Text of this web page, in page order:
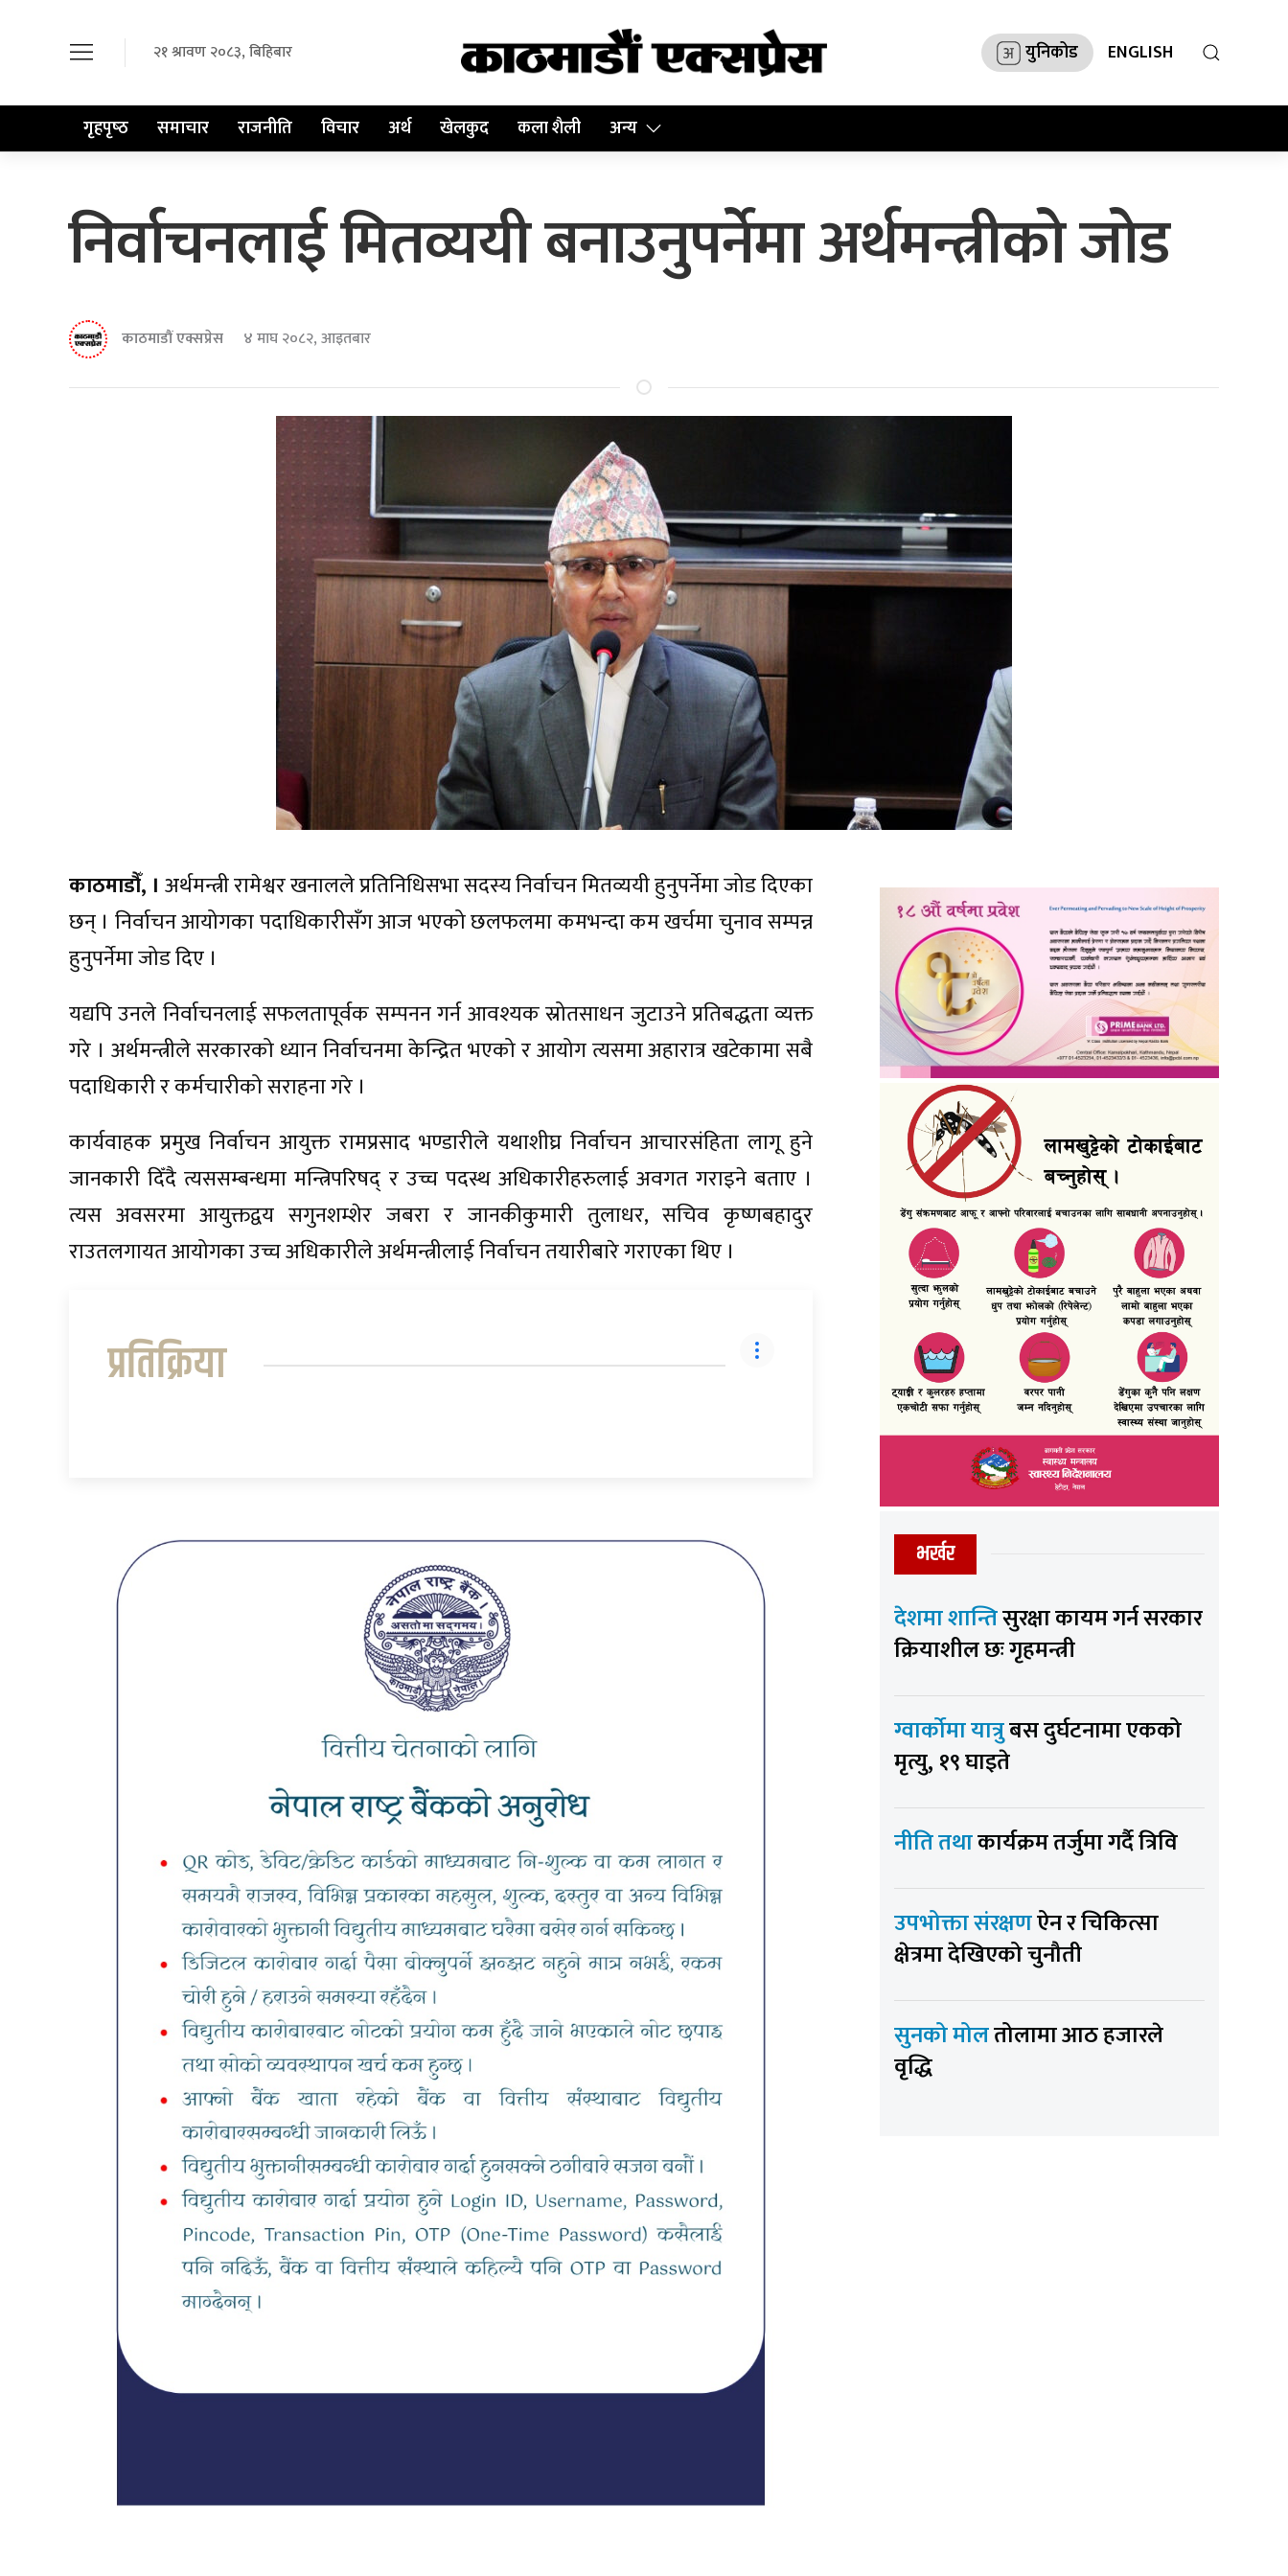
२१ श्रावण २०८३, बिहिबार युनिकोड ENGLISH
गृहपृष्‍ठ समाचार राजनीति विचार अर्थ खेलकुद कला शैली अन्य
निर्वाचनलाई मितव्ययी बनाउनुपर्नेमा अर्थमन्त्रीको जोड
काठमाडौं एक्सप्रेस ४ माघ २०८२, आइतबार
काठमाडौँ, । अर्थमन्त्री रामेश्वर खनालले प्रतिनिधिसभा सदस्य निर्वाचन मितव्ययी हुनुपर्नेमा जोड दिएका
छन् । निर्वाचन आयोगका पदाधिकारीसँग आज भएको छलफलमा कमभन्दा कम खर्चमा चुनाव सम्पन्न
हुनुपर्नेमा जोड दिए ।
यद्यपि उनले निर्वाचनलाई सफलतापूर्वक सम्पनन गर्न आवश्यक स्रोतसाधन जुटाउने प्रतिबद्धता व्यक्त
गरे । अर्थमन्त्रीले सरकारको ध्यान निर्वाचनमा केन्द्रित भएको र आयोग त्यसमा अहारात्र खटेकामा सबै
पदाधिकारी र कर्मचारीको सराहना गरे ।
कार्यवाहक प्रमुख निर्वाचन आयुक्त रामप्रसाद भण्डारीले यथाशीघ्र निर्वाचन आचारसंहिता लागू हुने
जानकारी दिँदै त्यससम्बन्धमा मन्त्रिपरिषद् र उच्च पदस्थ अधिकारीहरुलाई अवगत गराइने बताए ।
त्यस अवसरमा आयुक्तद्वय सगुनशम्शेर जबरा र जानकीकुमारी तुलाधर, सचिव कृष्णबहादुर
राउतलगायत आयोगका उच्च अधिकारीले अर्थमन्त्रीलाई निर्वाचन तयारीबारे गराएका थिए ।
प्रतिक्रिया
भर्खर
देशमा शान्तिसुरक्षा कायम गर्न सरकार
क्रियाशील छः गृहमन्त्री
ग्वार्कोमा यात्रुबस दुर्घटनामा एकको
मृत्यु, १९ घाइते
नीति तथाकार्यक्रम तर्जुमा गर्दै त्रिवि
उपभोक्ता संरक्षणऐन र चिकित्सा
क्षेत्रमा देखिएको चुनौती
सुनको मोलतोलामा आठ हजारले
वृद्धि